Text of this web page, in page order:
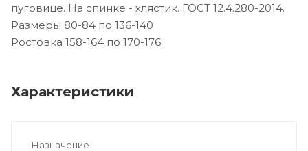
пуговице. На спинке - хлястик. ГОСТ 12.4.280-2014.
Размеры 80-84 по 136-140
Ростовка 158-164 по 170-176
Характеристики
Назначение